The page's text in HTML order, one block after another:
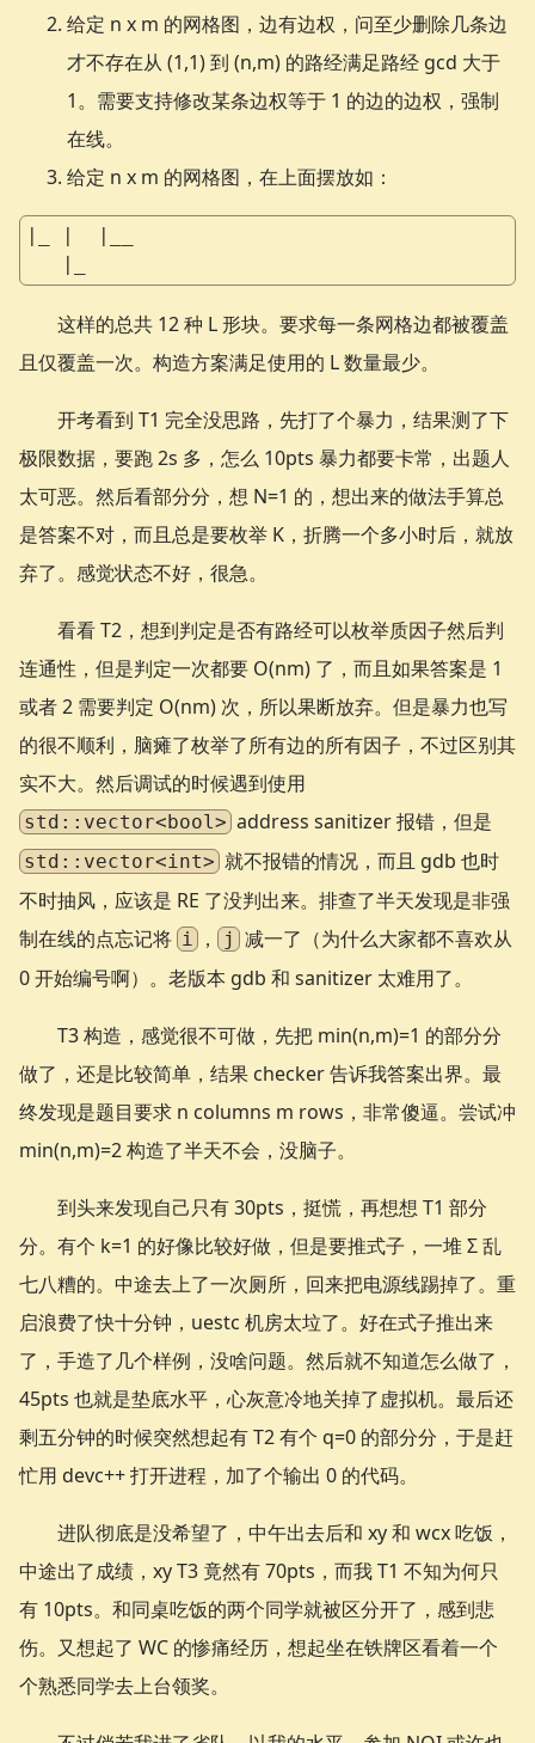
给定 n x m 的网格图，边有边权，问至少删除几条边
才不存在从 (1,1) 到 (n,m) 的路经满足路经 gcd 大于
1。需要支持修改某条边权等于 1 的边的边权，强制
在线。
给定 n x m 的网格图，在上面摆放如：
这样的总共 12 种 L 形块。要求每一条网格边都被覆盖
且仅覆盖一次。构造方案满足使用的 L 数量最少。
开考看到 T1 完全没思路，先打了个暴力，结果测了下
极限数据，要跑 2s 多，怎么 10pts 暴力都要卡常，出题人
太可恶。然后看部分分，想 N=1 的，想出来的做法手算总
是答案不对，而且总是要枚举 K，折腾一个多小时后，就放
弃了。感觉状态不好，很急。
看看 T2，想到判定是否有路经可以枚举质因子然后判
连通性，但是判定一次都要 O(nm) 了，而且如果答案是 1
或者 2 需要判定 O(nm) 次，所以果断放弃。但是暴力也写
的很不顺利，脑瘫了枚举了所有边的所有因子，不过区别其
实不大。然后调试的时候遇到使用
std::vector<bool> address sanitizer 报错，但是
std::vector<int> 就不报错的情况，而且 gdb 也时
不时抽风，应该是 RE 了没判出来。排查了半天发现是非强
制在线的点忘记将 i ， j 减一了（为什么大家都不喜欢从
0 开始编号啊）。老版本 gdb 和 sanitizer 太难用了。
T3 构造，感觉很不可做，先把 min(n,m)=1 的部分分
做了，还是比较简单，结果 checker 告诉我答案出界。最
终发现是题目要求 n columns m rows，非常傻逼。尝试冲
min(n,m)=2 构造了半天不会，没脑子。
到头来发现自己只有 30pts，挺慌，再想想 T1 部分
分。有个 k=1 的好像比较好做，但是要推式子，一堆 Σ 乱
七八糟的。中途去上了一次厕所，回来把电源线踢掉了。重
启浪费了快十分钟，uestc 机房太垃了。好在式子推出来
了，手造了几个样例，没啥问题。然后就不知道怎么做了，
45pts 也就是垫底水平，心灰意冷地关掉了虚拟机。最后还
剩五分钟的时候突然想起有 T2 有个 q=0 的部分分，于是赶
忙用 devc++ 打开进程，加了个输出 0 的代码。
进队彻底是没希望了，中午出去后和 xy 和 wcx 吃饭，
中途出了成绩，xy T3 竟然有 70pts，而我 T1 不知为何只
有 10pts。和同桌吃饭的两个同学就被区分开了，感到悲
伤。又想起了 WC 的惨痛经历，想起坐在铁牌区看着一个
个熟悉同学去上台领奖。